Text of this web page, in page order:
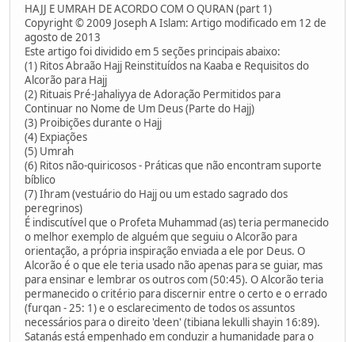
HAJJ E UMRAH DE ACORDO COM O QURAN (part 1)
Copyright © 2009 Joseph A Islam: Artigo modificado em 12 de
agosto de 2013
Este artigo foi dividido em 5 seções principais abaixo:
(1) Ritos Abraão Hajj Reinstituídos na Kaaba e Requisitos do
Alcorão para Hajj
(2) Rituais Pré-Jahaliyya de Adoração Permitidos para
Continuar no Nome de Um Deus (Parte do Hajj)
(3) Proibições durante o Hajj
(4) Expiações
(5) Umrah
(6) Ritos não-quiricosos - Práticas que não encontram suporte
bíblico
(7) Ihram (vestuário do Hajj ou um estado sagrado dos
peregrinos)
É indiscutível que o Profeta Muhammad (as) teria permanecido
o melhor exemplo de alguém que seguiu o Alcorão para
orientação, a própria inspiração enviada a ele por Deus. O
Alcorão é o que ele teria usado não apenas para se guiar, mas
para ensinar e lembrar os outros com (50:45). O Alcorão teria
permanecido o critério para discernir entre o certo e o errado
(furqan - 25: 1) e o esclarecimento de todos os assuntos
necessários para o direito 'deen' (tibiana lekulli shayin 16:89).
Satanás está empenhado em conduzir a humanidade para o